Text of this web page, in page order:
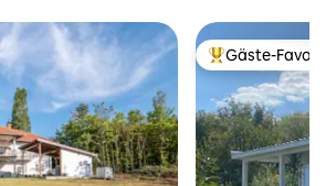
Beliebter Gäste-
Gäste-Favorit